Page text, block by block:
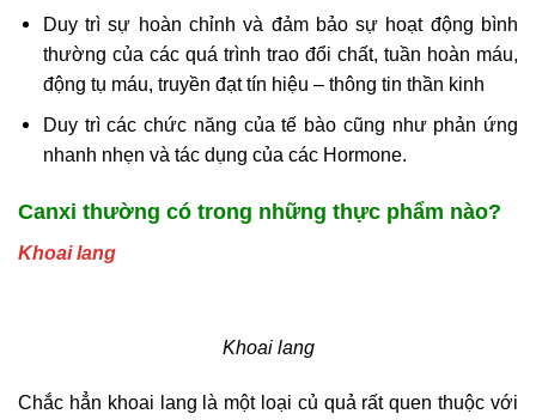
Duy trì sự hoàn chỉnh và đảm bảo sự hoạt động bình
thường của các quá trình trao đổi chất, tuần hoàn máu,
động tụ máu, truyền đạt tín hiệu – thông tin thần kinh
Duy trì các chức năng của tế bào cũng như phản ứng
nhanh nhẹn và tác dụng của các Hormone.
Canxi thường có trong những thực phẩm nào?
Khoai lang
Khoai lang
Chắc hẳn khoai lang là một loại củ quả rất quen thuộc với